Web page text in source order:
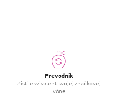
Prevodník
Zisti ekvivalent svojej značkovej
vône